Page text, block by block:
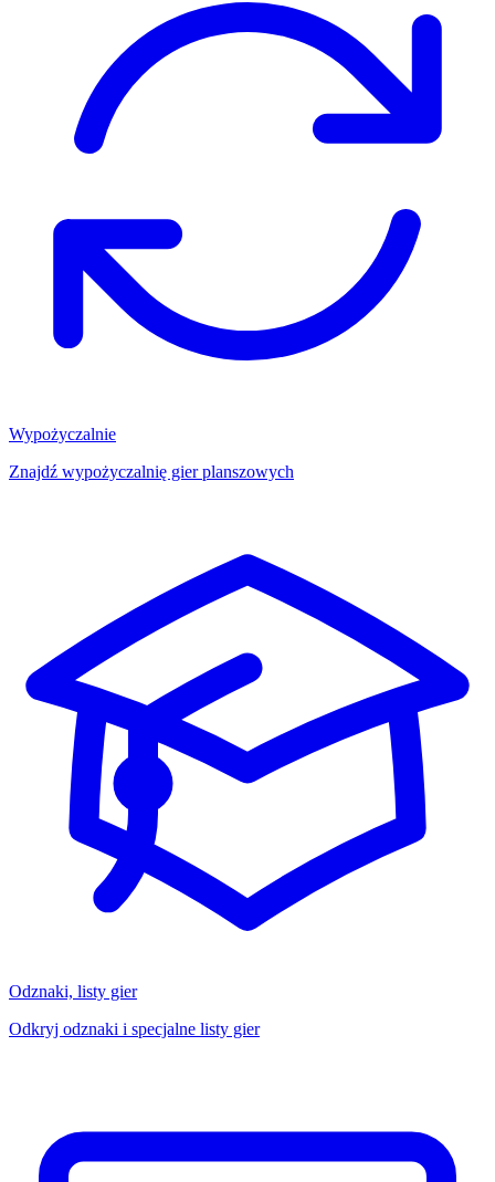
Wypożyczalnie
Znajdź wypożyczalnię gier planszowych
Odznaki, listy gier
Odkryj odznaki i specjalne listy gier